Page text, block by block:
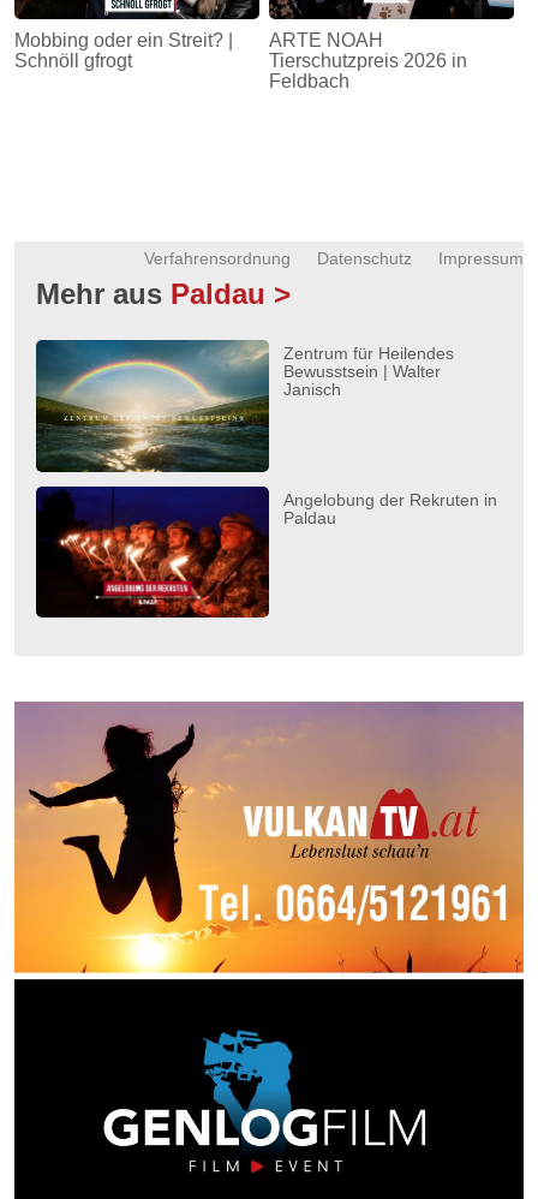
Mobbing oder ein Streit? |
Schnöll gfrogt
ARTE NOAH
Tierschutzpreis 2026 in
Feldbach
Impressum
Datenschutz
Verfahrensordnung
Mehr aus Paldau >
Zentrum für Heilendes
Bewusstsein | Walter
Janisch
Angelobung der Rekruten in
Paldau